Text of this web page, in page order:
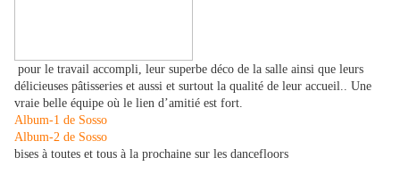
pour le travail accompli, leur superbe déco de la salle ainsi que leurs
délicieuses pâtisseries et aussi et surtout la qualité de leur accueil.. Une
vraie belle équipe où le lien d’amitié est fort.
Album-1 de Sosso
Album-2 de Sosso
bises à toutes et tous à la prochaine sur les dancefloors